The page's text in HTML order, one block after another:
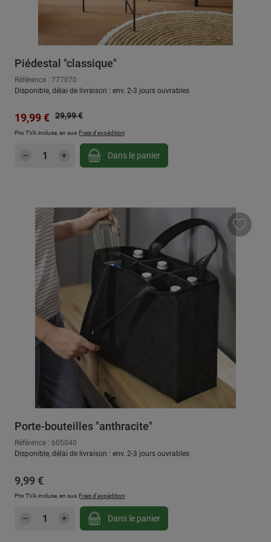
Piédestal "classique"
Référence : 777070
Disponible, délai de livraison : env. 2-3 jours ouvrables
Prix de vente :
19,99 € Prix régulier :
29,99 €
Prix TVA incluse, en sus Frais d'expédition
Quantité de produit : Entrez la quantité
Dans le panier
Porte-bouteilles "anthracite"
Référence : 605040
Disponible, délai de livraison : env. 2-3 jours ouvrables
Prix régulier :
9,99 €
Prix TVA incluse, en sus Frais d'expédition
Quantité de produit : Entrez la quantité
Dans le panier